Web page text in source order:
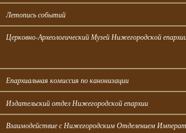
Летопись событий
Церковно-Археологический Музей Нижегородской
Епархиальная комиссия по канонизации
Издательский отдел Нижегородской епархии
Взаимодействие с Нижегородским Отделением